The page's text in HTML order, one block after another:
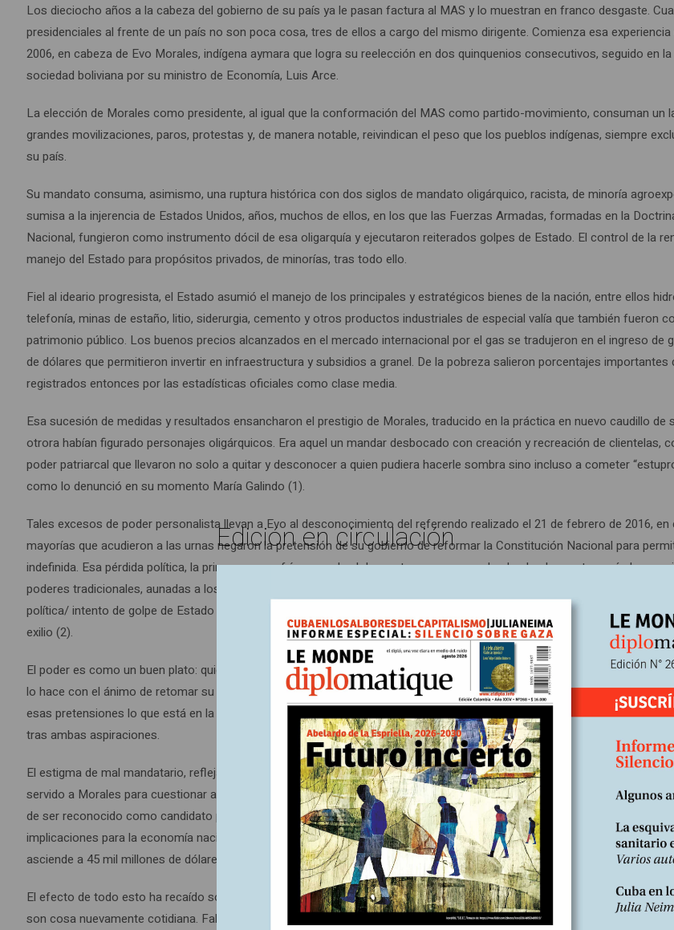
Los dieciocho años a la cabeza del gobierno de su país ya le pasan factura al MAS y lo muestran en franco desgaste.
presidenciales al frente de un país no son poca cosa, tres de ellos a cargo del mismo dirigente. Comienza esa
2006, en cabeza de Evo Morales, indígena aymara que logra su reelección en dos quinquenios consecutivos, seguido en
sociedad boliviana por su ministro de Economía, Luis Arce.
La elección de Morales como presidente, al igual que la conformación del MAS como partido-movimiento, consuman un
grandes movilizaciones, paros, protestas y, de manera notable, reivindican el peso que los pueblos indígenas, siempre
su país.
Su mandato consuma, asimismo, una ruptura histórica con dos siglos de mandato oligárquico, racista, de minoría
sumisa a la injerencia de Estados Unidos, años, muchos de ellos, en los que las Fuerzas Armadas, formadas en la
Nacional, fungieron como instrumento dócil de esa oligarquía y ejecutaron reiterados golpes de Estado. El control de la
manejo del Estado para propósitos privados, de minorías, tras todo ello.
Fiel al ideario progresista, el Estado asumió el manejo de los principales y estratégicos bienes de la nación, entre ellos
telefonía, minas de estaño, litio, siderurgia, cemento y otros productos industriales de especial valía que también fueron
patrimonio público. Los buenos precios alcanzados en el mercado internacional por el gas se tradujeron en el ingreso de
de dólares que permitieron invertir en infraestructura y subsidios a granel. De la pobreza salieron porcentajes importantes
registrados entonces por las estadísticas oficiales como clase media.
Esa sucesión de medidas y resultados ensancharon el prestigio de Morales, traducido en la práctica en nuevo caudillo de
otrora habían figurado personajes oligárquicos. Era aquel un mandar desbocado con creación y recreación de clientelas,
poder patriarcal que llevaron no solo a quitar y desconocer a quien pudiera hacerle sombra sino incluso a cometer
como lo denunció en su momento María Galindo (1).
Tales excesos de poder personalista llevan a Evo al desconocimiento del referendo realizado el 21 de febrero de 2016, en
mayorías que acudieron a las urnas negaron la pretensión de su gobierno de reformar la Constitución Nacional para
indefinida. Esa pérdida política, la primera que sufría, sumada al desgaste que va acumulando el gobernante –más las
poderes tradicionales, aunadas a los intereses del capital internacional en cabeza del gobierno de Estados Unidos–, da
política/ intento de golpe de Estado de 2019, que lo alejan de la “Gran Casa del Pueblo del Estado Plurinacional de Bolivia”,
exilio (2).
El poder es como un buen plato: quien lo prueba quiere degustarlo una y otra vez. Es así como, tras un año por fuera de
lo hace con el ánimo de retomar su poder dentro del MAS, así como la aspiración de ser cabeza de este en las elecciones
esas pretensiones lo que está en la base de la disputa que le enfrenta con Luis Arce, actual presidente en Bolivia, quien
tras ambas aspiraciones.
El estigma de mal mandatario, reflejado en las encuestas de presidenciables con un escaso 4 por ciento de favorabilidad
servido a Morales para cuestionar al actual mandatario; realizar infinidad de protestas, marchas y bloqueos, y
de ser reconocido como candidato presidencial. En mayo pasado, un bloqueo de 24 días aisló totalmente a Cochabamba,
implicaciones para la economía nacional de 2 mil 100 millones de dólares, “una cifra brutal en un país cuyo producto
asciende a 45 mil millones de dólares” (4).
El efecto de todo esto ha recaído sobre Luis Arce y pesa sobre la sociedad boliviana, que ve cómo las dificultades que
son cosa nuevamente cotidiana. Faltan dólares por la caída de las exportaciones –el gas ya no se produce ni se vende
Edición en circulación